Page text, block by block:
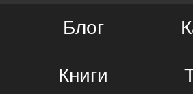
Блог
Книги